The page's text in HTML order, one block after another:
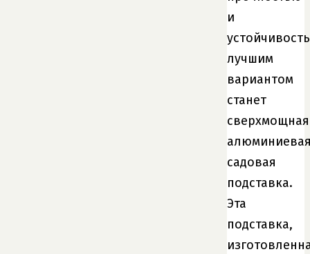
и
лучшим
вариантом
станет
сверхмощная
садовая
подставка.
Эта
подставка,